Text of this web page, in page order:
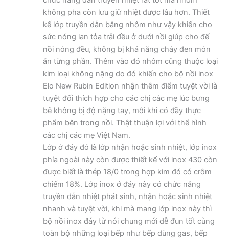
không pha còn lưu giữ nhiệt được lâu hơn. Thiết
kế lớp truyền dẫn bằng nhôm như vậy khiến cho
sức nóng lan tỏa trải đều ở dưới nồi giúp cho đế
nồi nóng đều, không bị khả năng cháy đen món
ăn từng phần. Thêm vào đó nhôm cũng thuộc loại
kim loại không nặng do đó khiến cho bộ nồi inox
Elo New Rubin Edition nhận thêm điểm tuyệt vời là
tuyệt đối thích hợp cho các chị các mẹ lúc bưng
bê không bị độ nặng tay, mỗi khi có đầy thực
phẩm bên trong nồi. Thật thuận lợi với thể hình
các chị các mẹ Việt Nam.
Lớp ở đáy đó là lớp nhận hoặc sinh nhiệt, lớp inox
phía ngoài này còn được thiết kế với inox 430 còn
được biết là thép 18/0 trong hợp kim đó có crôm
chiếm 18%. Lớp inox ở đáy này có chức năng
truyền dẫn nhiệt phát sinh, nhận hoặc sinh nhiệt
nhanh và tuyệt vời, khi mà mang lớp inox này thì
bộ nồi inox đáy từ nói chung mới dễ đun tốt cùng
toàn bộ những loại bếp như bếp dùng gas, bếp